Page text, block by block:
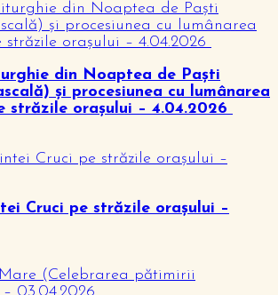
din Noaptea de Paști
și procesiunea cu lumânarea
străzile orașului – 4.04.2026
Cruci pe străzile orașului –